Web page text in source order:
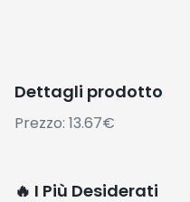
Dettagli prodotto
Prezzo: 13.67€
🔥 I Più Desiderati